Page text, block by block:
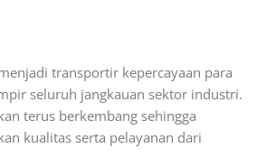
transportir kepercayaan para
seluruh jangkauan sektor industri.
terus berkembang sehingga
kualitas serta pelayanan dari